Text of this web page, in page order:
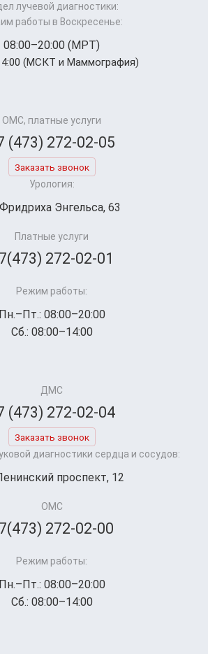
лучевой диагностики:
работы в Воскресенье:
08:00–20:00 (МРТ)
(МСКТ и Маммография)
ОМС, платные услуги
(473) 272-02-05
Заказать звонок
Урология:
Энгельса, 63
Платные услуги
272-02-01
Режим работы:
Пн.–Пт.: 08:00–20:00
Сб.: 08:00–14:00
ДМС
(473) 272-02-04
Заказать звонок
диагностики сердца и сосудов:
проспект, 12
ОМС
272-02-00
Режим работы:
Пн.–Пт.: 08:00–20:00
Сб.: 08:00–14:00